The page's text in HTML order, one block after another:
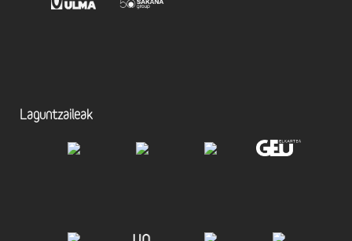
Laguntzaileak